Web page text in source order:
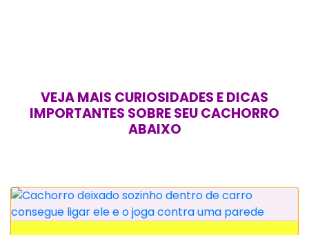
VEJA MAIS CURIOSIDADES E DICAS
IMPORTANTES SOBRE SEU CACHORRO
ABAIXO